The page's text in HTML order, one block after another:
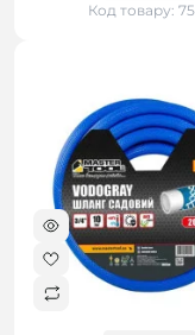
Код товару: